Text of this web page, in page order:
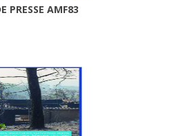
PRESSE AMF83